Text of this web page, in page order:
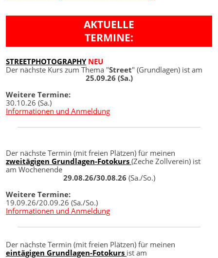
AKTUELLE
TERMINE:
STREETPHOTOGRAPHY NEU
Der nächste Kurs zum Thema "Street" (Grundlagen) ist am
25.09.26 (Sa.)
Weitere Termine:
30.10.26 (Sa.)
Informationen und Anmeldung
Der nächste Termin (mit freien Plätzen) für meinen
zweitägigen Grundlagen-Fotokurs (Zeche Zollverein) ist
am Wochenende
29.08.26/30.08.26 (Sa./So.)
Weitere Termine:
19.09.26/20.09.26 (Sa./So.)
Informationen und Anmeldung
Der nächste Termin (mit freien Plätzen) für meinen
eintägigen Grundlagen-Fotokurs ist am